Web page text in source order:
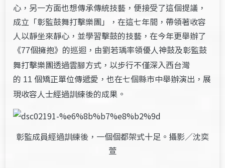
心，另一方面也想傳承傳統技藝，便接受了這個提議，
成立「彰監鼓舞打擊樂團」，在這七年間，帶領著收容
人以靜坐來靜心，並學習擊鼓的技藝，在今年更舉辦了
《77個擁抱》的巡迴，由劉若瑀率領優人神鼓及彰監鼓
舞打擊樂團透過雲腳方式，以步行不僅深入西台灣
的 11個矯正單位傳遞愛，也在七個縣市中舉辦演出，展
現收容人士經過訓練後的成果。
彰監成員經過訓練後，一個個都架式十足。攝影／沈奕
萱